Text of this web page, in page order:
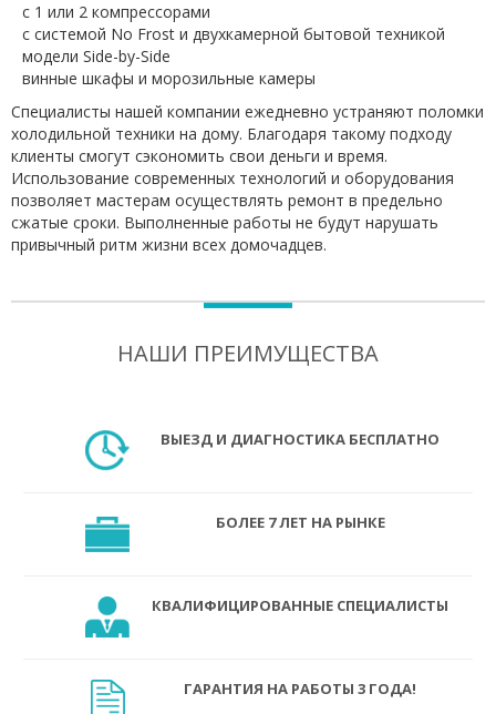
с 1 или 2 компрессорами
с системой No Frost и двухкамерной бытовой техникой
модели Side-by-Side
винные шкафы и морозильные камеры
Специалисты нашей компании ежедневно устраняют поломки
холодильной техники на дому. Благодаря такому подходу
клиенты смогут сэкономить свои деньги и время.
Использование современных технологий и оборудования
позволяет мастерам осуществлять ремонт в предельно
сжатые сроки. Выполненные работы не будут нарушать
привычный ритм жизни всех домочадцев.
НАШИ ПРЕИМУЩЕСТВА
ВЫЕЗД И ДИАГНОСТИКА БЕСПЛАТНО
БОЛЕЕ 7 ЛЕТ НА РЫНКЕ
КВАЛИФИЦИРОВАННЫЕ СПЕЦИАЛИСТЫ
ГАРАНТИЯ НА РАБОТЫ 3 ГОДА!